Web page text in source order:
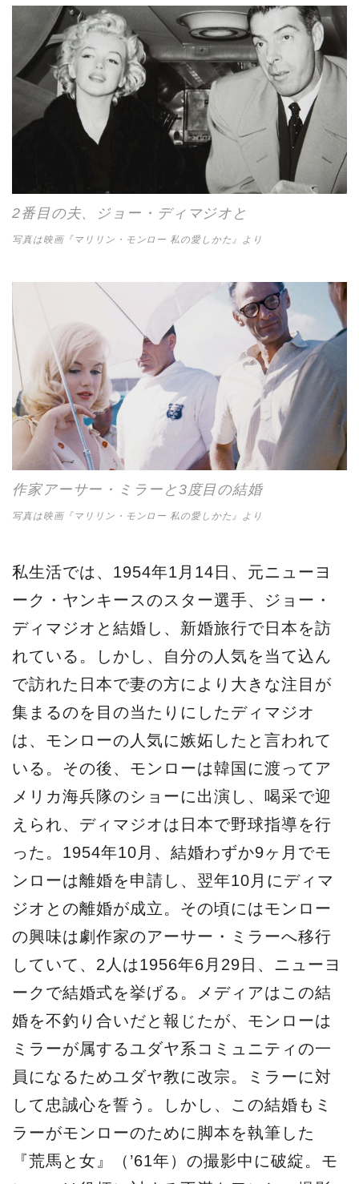
2番目の夫、ジョー・ディマジオと
写真は映画『マリリン・モンロー 私の愛しかた』より
作家アーサー・ミラーと3度目の結婚
写真は映画『マリリン・モンロー 私の愛しかた』より
私生活では、1954年1月14日、元ニューヨ
ーク・ヤンキースのスター選手、ジョー・
ディマジオと結婚し、新婚旅行で日本を訪
れている。しかし、自分の人気を当て込ん
で訪れた日本で妻の方により大きな注目が
集まるのを目の当たりにしたディマジオ
は、モンローの人気に嫉妬したと言われて
いる。その後、モンローは韓国に渡ってア
メリカ海兵隊のショーに出演し、喝采で迎
えられ、ディマジオは日本で野球指導を行
った。1954年10月、結婚わずか9ヶ月でモ
ンローは離婚を申請し、翌年10月にディマ
ジオとの離婚が成立。その頃にはモンロー
の興味は劇作家のアーサー・ミラーへ移行
していて、2人は1956年6月29日、ニューヨ
ークで結婚式を挙げる。メディアはこの結
婚を不釣り合いだと報じたが、モンローは
ミラーが属するユダヤ系コミュニティの一
員になるためユダヤ教に改宗。ミラーに対
して忠誠心を誓う。しかし、この結婚もミ
ラーがモンローのために脚本を執筆した
『荒馬と女』（’61年）の撮影中に破綻。モ